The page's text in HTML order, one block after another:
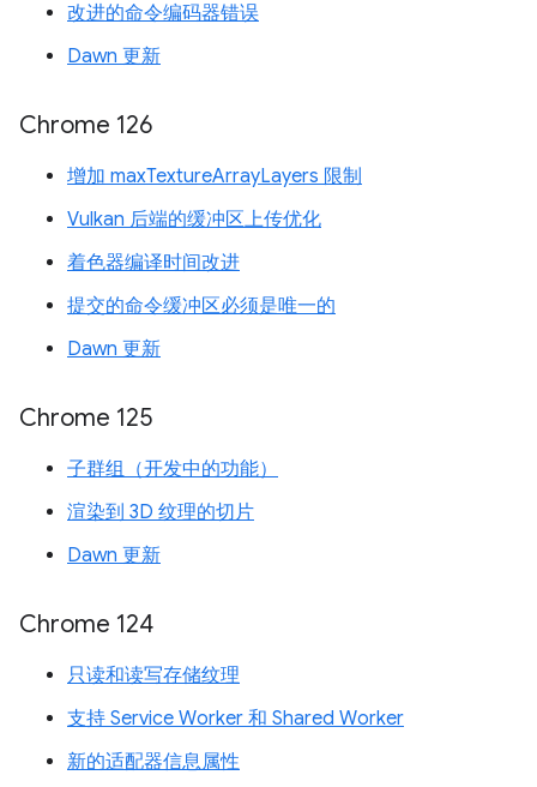
改进的命令编码器错误
Dawn 更新
Chrome 126
增加 maxTextureArrayLayers 限制
Vulkan 后端的缓冲区上传优化
着色器编译时间改进
提交的命令缓冲区必须是唯一的
Dawn 更新
Chrome 125
子群组（开发中的功能）
渲染到 3D 纹理的切片
Dawn 更新
Chrome 124
只读和读写存储纹理
支持 Service Worker 和 Shared Worker
新的适配器信息属性